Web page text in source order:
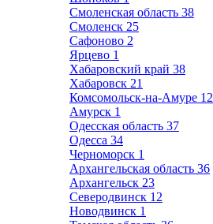
Смоленская область 38
Смоленск 25
Сафоново 2
Ярцево 1
Хабаровский край 38
Хабаровск 21
Комсомольск-на-Амуре 12
Амурск 1
Одесская область 37
Одесса 34
Черноморск 1
Архангельская область 36
Архангельск 23
Северодвинск 12
Новодвинск 1